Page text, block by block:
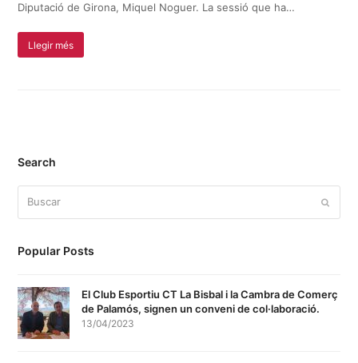
Diputació de Girona, Miquel Noguer. La sessió que ha…
Llegir més
Search
Popular Posts
El Club Esportiu CT La Bisbal i la Cambra de Comerç
de Palamós, signen un conveni de col·laboració.
13/04/2023